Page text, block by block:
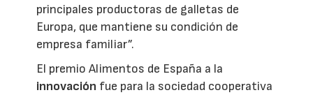
principales productoras de galletas de
Europa, que mantiene su condición de
empresa familiar”.
El premio Alimentos de España a la
innovación fue para la sociedad cooperativa